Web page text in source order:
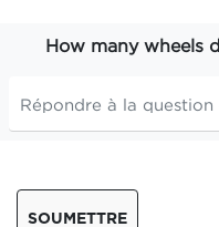
How many wheels
SOUMETTRE